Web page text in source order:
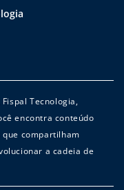
Tecnologia,
encontra conteúdo
compartilham
a cadeia de